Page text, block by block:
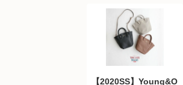
【2020SS】Young&O